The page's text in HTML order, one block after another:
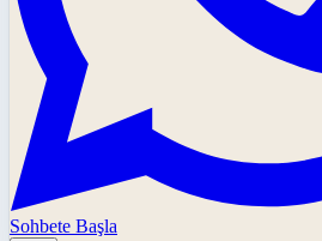
Sohbete Başla